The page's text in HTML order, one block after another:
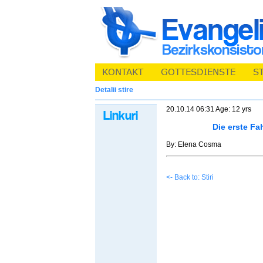
Detalii stire
20.10.14 06:31 Age: 12 yrs
Die erste
By: Elena Cosma
<- Back to: Stiri